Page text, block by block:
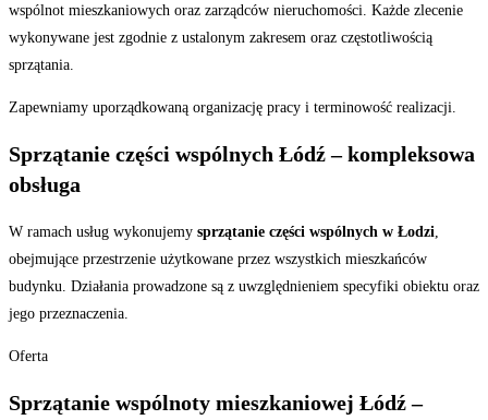
wspólnot mieszkaniowych oraz zarządców nieruchomości. Każde zlecenie
wykonywane jest zgodnie z ustalonym zakresem oraz częstotliwością
sprzątania.
Zapewniamy uporządkowaną organizację pracy i terminowość realizacji.
Sprzątanie części wspólnych Łódź – kompleksowa
obsługa
W ramach usług wykonujemy sprzątanie części wspólnych w Łodzi
obejmujące przestrzenie użytkowane przez wszystkich mieszkańców
budynku. Działania prowadzone są z uwzględnieniem specyfiki obiektu oraz
jego przeznaczenia.
Oferta
Sprzątanie wspólnoty mieszkaniowej Łódź –